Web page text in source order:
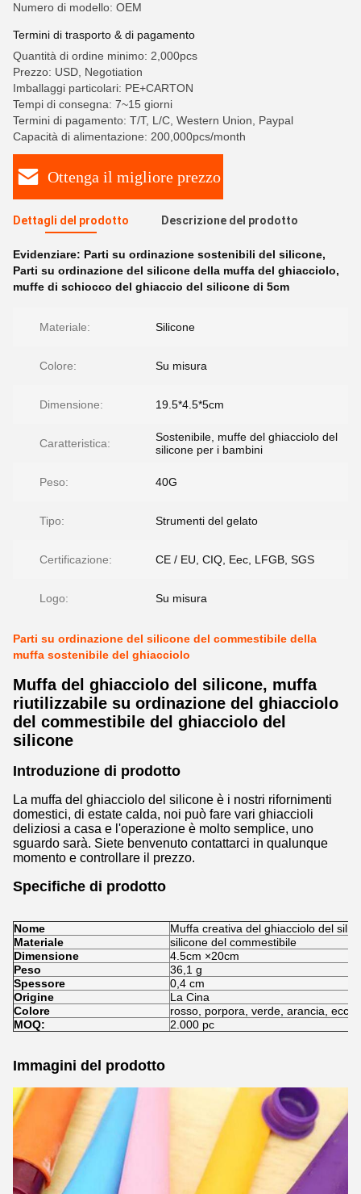
Numero di modello: OEM
Termini di trasporto & di pagamento
Quantità di ordine minimo: 2,000pcs
Prezzo: USD, Negotiation
Imballaggi particolari: PE+CARTON
Tempi di consegna: 7~15 giorni
Termini di pagamento: T/T, L/C, Western Union, Paypal
Capacità di alimentazione: 200,000pcs/month
Ottenga il migliore prezzo
Dettagli del prodotto Descrizione del prodotto
Evidenziare: Parti su ordinazione sostenibili del silicone,
Parti su ordinazione del silicone della muffa del ghiacciolo,
muffe di schiocco del ghiaccio del silicone di 5cm
Materiale: Silicone
Colore: Su misura
Dimensione: 19.5*4.5*5cm
Caratteristica:
Sostenibile, muffe del ghiacciolo del
silicone per i bambini
Peso: 40G
Tipo: Strumenti del gelato
Certificazione: CE / EU, CIQ, Eec, LFGB, SGS
Logo: Su misura
Parti su ordinazione del silicone del commestibile della
muffa sostenibile del ghiacciolo
Muffa del ghiacciolo del silicone, muffa
riutilizzabile su ordinazione del ghiacciolo
del commestibile del ghiacciolo del
silicone
Introduzione di prodotto
La muffa del ghiacciolo del silicone è i nostri rifornimenti
domestici, di estate calda, noi può fare vari ghiaccioli
deliziosi a casa e l'operazione è molto semplice, uno
sguardo sarà. Siete benvenuto contattarci in qualunque
momento e controllare il prezzo.
Specifiche di prodotto
Nome
Muffa creativa del ghiacciolo del
Materiale
silicone del commestibile
Dimensione
4.5cm ×20cm
Peso
36,1 g
Spessore
0,4 cm
Origine
La Cina
Colore
rosso, porpora, verde, arancia, ecc
MOQ:
2.000 pc
Immagini del prodotto